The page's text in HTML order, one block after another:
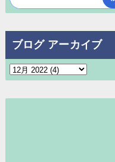
ブログ アーカイブ